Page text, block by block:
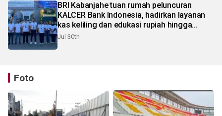
BRI Kabanjahe tuan rumah peluncuran
KALCER Bank Indonesia, hadirkan layanan
kas keliling dan edukasi rupiah hingga
pelosok Karo
Jul 30th
Foto